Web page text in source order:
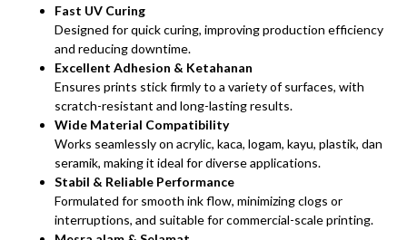
Fast UV Curing
Designed for quick curing, improving production efficiency
and reducing downtime.
Excellent Adhesion & Ketahanan
Ensures prints stick firmly to a variety of surfaces, with
scratch-resistant and long-lasting results.
Wide Material Compatibility
Works seamlessly on acrylic, kaca, logam, kayu, plastik, dan
seramik, making it ideal for diverse applications.
Stabil & Reliable Performance
Formulated for smooth ink flow, minimizing clogs or
interruptions, and suitable for commercial-scale printing.